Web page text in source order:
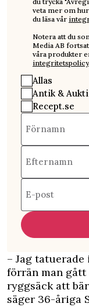
veta mer om
du läsa vår
Notera att du
Media AB
våra produkter
integritetspolicy
Allas
Antik &
Recept.se
Förnamn
Efternamn
E-post
– Jag
förrän man gått
ryggsäck att
säger 36-åriga